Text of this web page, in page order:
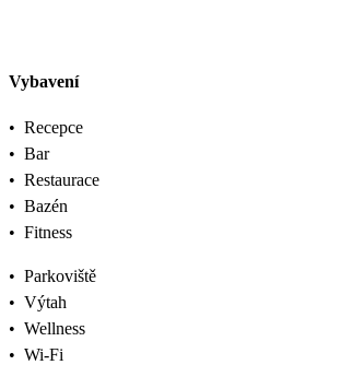
Vybavení
• Recepce
• Bar
• Restaurace
• Bazén
• Fitness
• Parkoviště
• Výtah
• Wellness
• Wi-Fi